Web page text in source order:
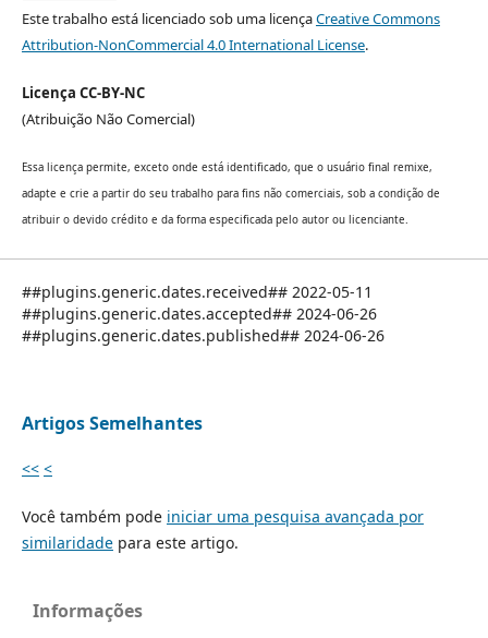
Este trabalho está licenciado sob uma licençaCreative Commons
Attribution-NonCommercial 4.0 International License.
Licença CC-BY-NC
(Atribuição Não Comercial)
Essa licença permite, exceto onde está identificado, que o usuário final remixe,
adapte e crie a partir do seu trabalho para fins não comerciais, sob a condição de
atribuir o devido crédito e da forma especificada pelo autor ou licenciante.
##plugins.generic.dates.received## 2022-05-11
##plugins.generic.dates.accepted## 2024-06-26
##plugins.generic.dates.published## 2024-06-26
Artigos Semelhantes
<< <
Você também pode iniciar uma pesquisa avançada por
similaridadepara este artigo.
Informações